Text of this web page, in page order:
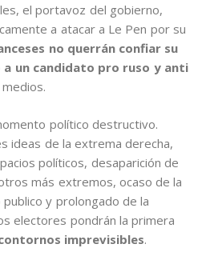
el portavoz del gobierno,
a atacar a Le Pen por su
no querrán confiar su
un candidato pro ruso y anti
político destructivo.
ideas de la extrema derecha,
políticos, desaparición de
más extremos, ocaso de la
y prolongado de la
electores pondrán la primera
imprevisibles.